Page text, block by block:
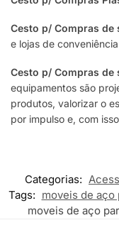
Cesto p/ Compras de
e lojas de
Cesto p/ Compras de
equipamentos são
produtos, valorizar o
por impulso e, com
Categorias:
Tags: moveis de
moveis de aço